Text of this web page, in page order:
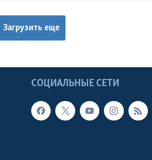
Загрузить еще
СОЦИАЛЬНЫЕ СЕТИ